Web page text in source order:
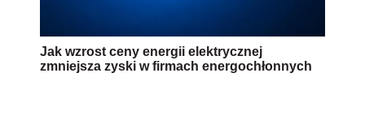
Jak wzrost ceny energii elektrycznej
zmniejsza zyski w firmach energochłonnych